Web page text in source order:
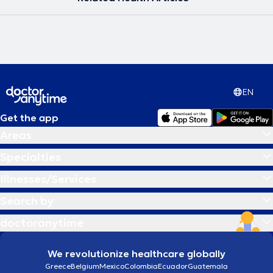
EN
Get the app
We revolutionize healthcare globally
GreeceBelgiumMexicoColombiaEcuadorGuatemala